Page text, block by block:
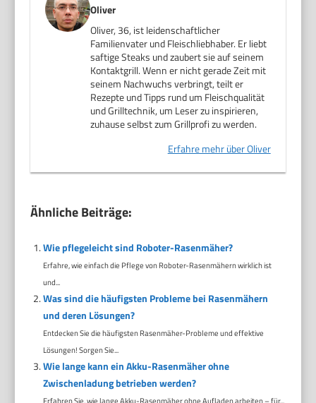
Oliver
Oliver, 36, ist leidenschaftlicher
Familienvater und Fleischliebhaber. Er liebt
saftige Steaks und zaubert sie auf seinem
Kontaktgrill. Wenn er nicht gerade Zeit mit
seinem Nachwuchs verbringt, teilt er
Rezepte und Tipps rund um Fleischqualität
und Grilltechnik, um Leser zu inspirieren,
zuhause selbst zum Grillprofi zu werden.
Erfahre mehr über Oliver
Ähnliche Beiträge:
Wie pflegeleicht sind Roboter-Rasenmäher?
Erfahre, wie einfach die Pflege von Roboter-Rasenmähern wirklich ist
und...
Was sind die häufigsten Probleme bei Rasenmähern
und deren Lösungen?
Entdecken Sie die häufigsten Rasenmäher-Probleme und effektive
Lösungen! Sorgen Sie...
Wie lange kann ein Akku-Rasenmäher ohne
Zwischenladung betrieben werden?
Erfahren Sie, wie lange Akku-Rasenmäher ohne Aufladen arbeiten – für...